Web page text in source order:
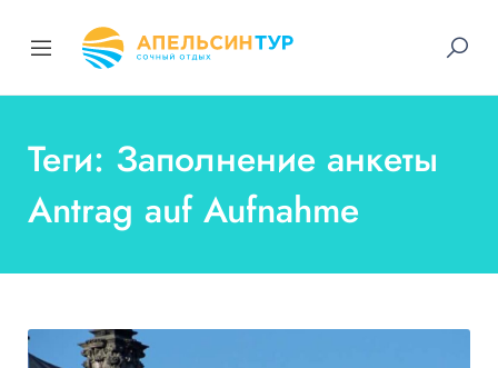
Теги: Заполнение анкеты
Antrag auf Aufnahme